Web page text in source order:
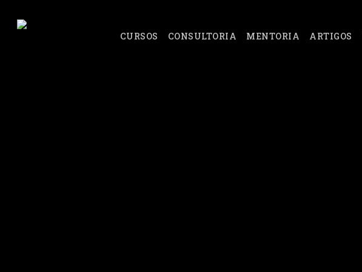
CURSOS CONSULTORIA MENTORIA ARTIGOS